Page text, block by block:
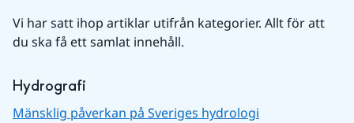
Vi har satt ihop artiklar utifrån kategorier. Allt för att
du ska få ett samlat innehåll.
Hydrografi
Mänsklig påverkan på Sveriges hydrologi